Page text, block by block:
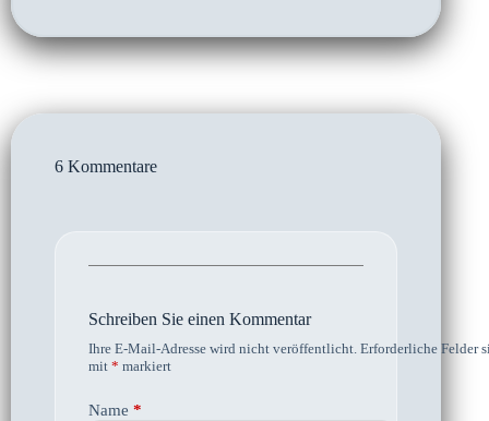
6 Kommentare
Schreiben Sie einen Kommentar
Ihre E-Mail-Adresse wird nicht veröffentlicht. Erforderliche Felder
mit * markiert
Name *